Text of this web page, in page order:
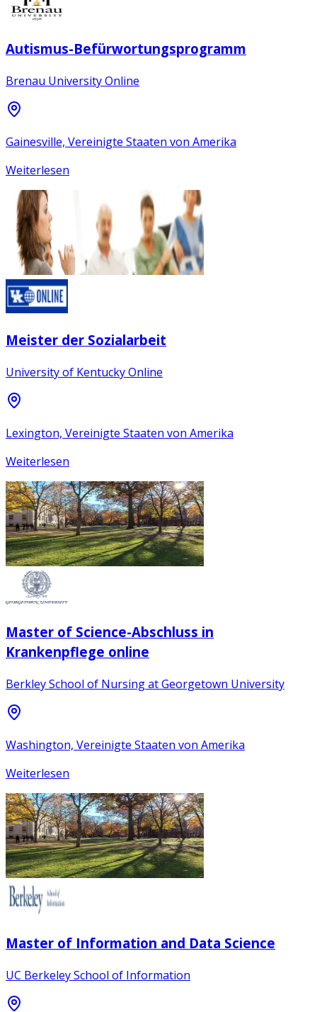
Autismus-Befürwortungsprogramm
Brenau University Online
Gainesville, Vereinigte Staaten von Amerika
Weiterlesen
Meister der Sozialarbeit
University of Kentucky Online
Lexington, Vereinigte Staaten von Amerika
Weiterlesen
Master of Science-Abschluss in
Krankenpflege online
Berkley School of Nursing at Georgetown University
Washington, Vereinigte Staaten von Amerika
Weiterlesen
Master of Information and Data Science
UC Berkeley School of Information